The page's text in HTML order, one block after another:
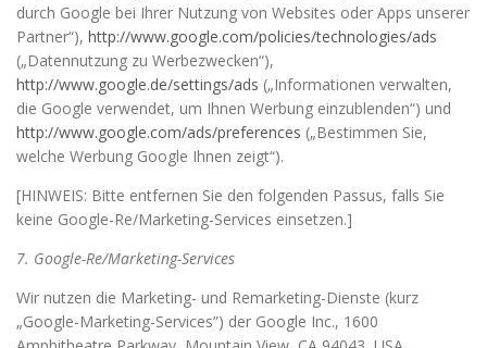
durch Google bei Ihrer Nutzung von Websites oder Apps unserer
Partner“), http://www.google.com/policies/technologies/ads
(„Datennutzung zu Werbezwecken“),
http://www.google.de/settings/ads („Informationen verwalten,
die Google verwendet, um Ihnen Werbung einzublenden“) und
http://www.google.com/ads/preferences („Bestimmen Sie,
welche Werbung Google Ihnen zeigt“).
[HINWEIS: Bitte entfernen Sie den folgenden Passus, falls Sie
keine Google-Re/Marketing-Services einsetzen.]
7. Google-Re/Marketing-Services
Wir nutzen die Marketing- und Remarketing-Dienste (kurz
„Google-Marketing-Services”) der Google Inc., 1600